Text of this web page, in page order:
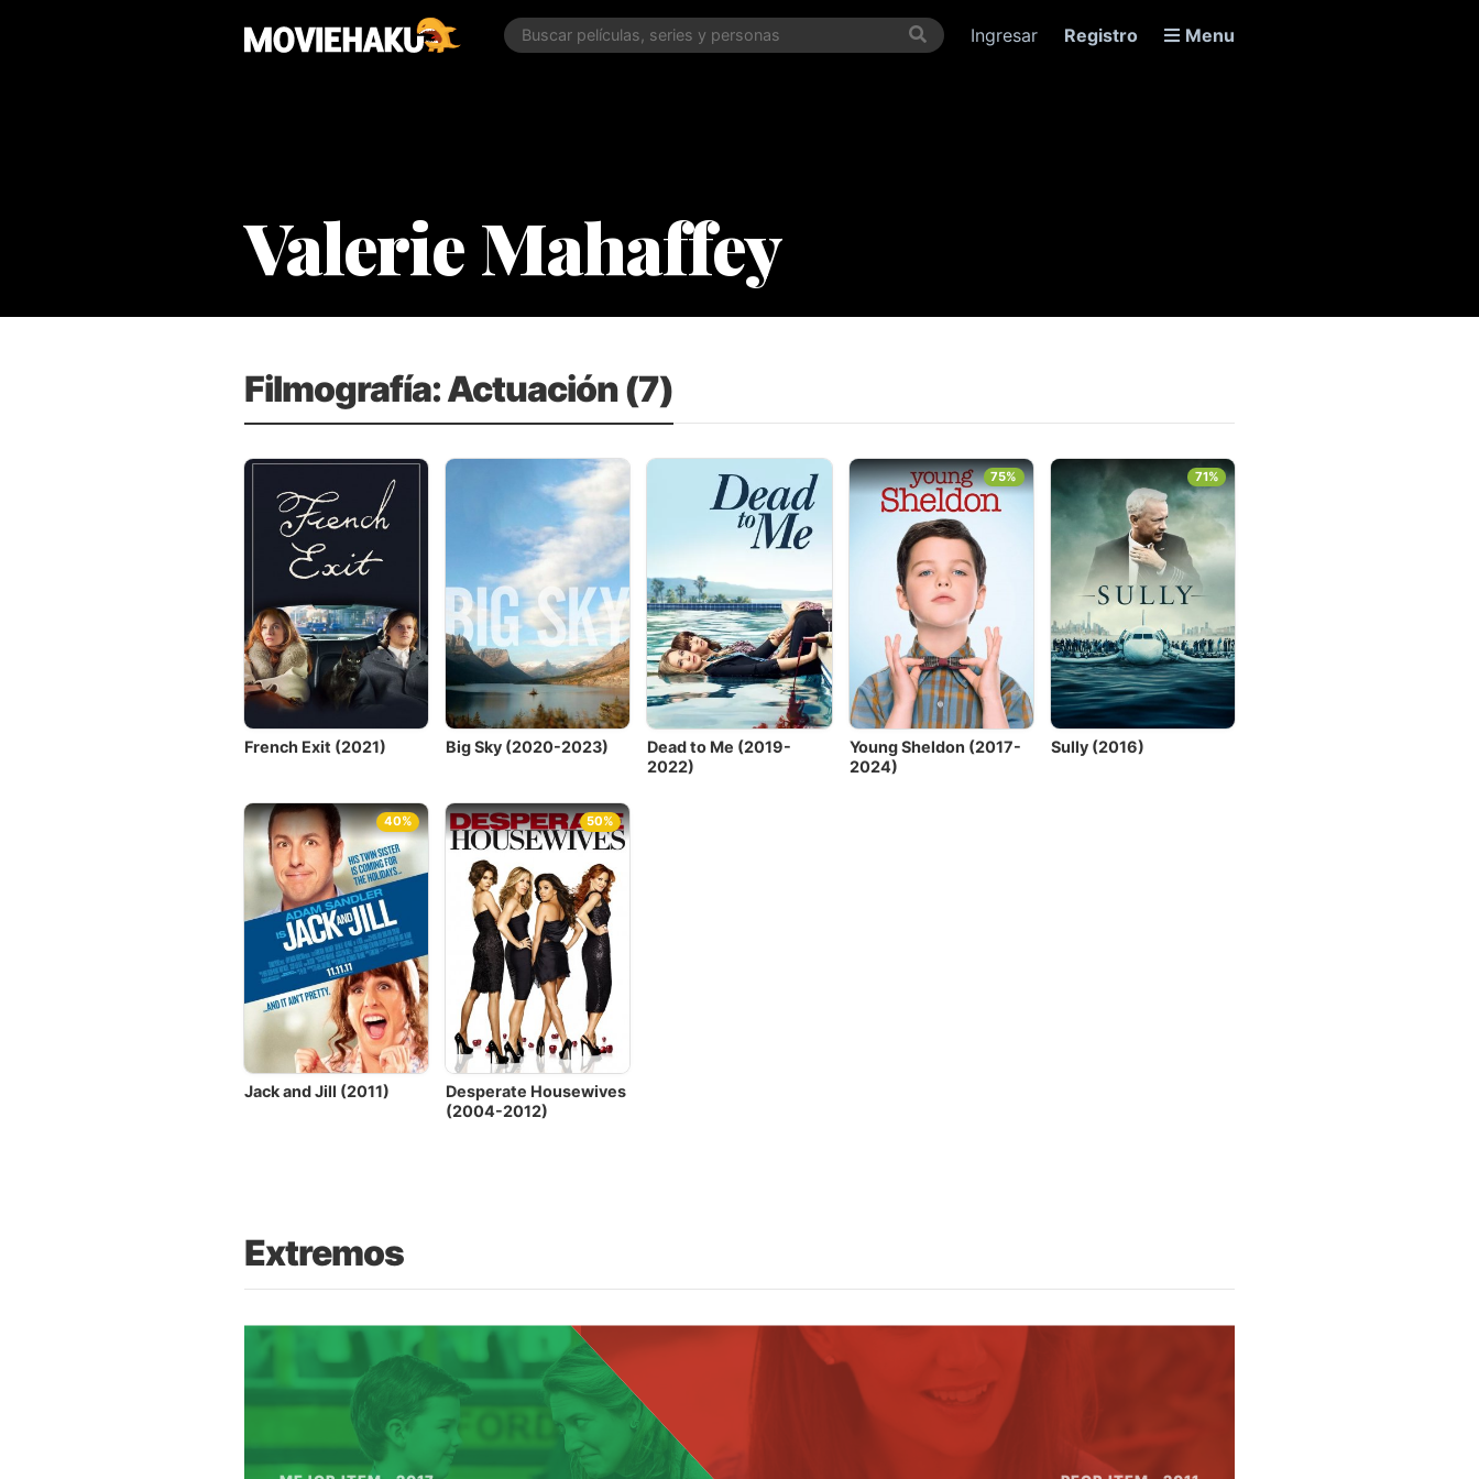
Ingresar Registro Menu
Valerie Mahaffey
Filmografía: Actuación (7)
French Exit (2021) Big Sky (2020-2023)
Dead to Me (2019-
2022)
Young Sheldon (2017-
2024)
75%
Sully (2016)
71%
Jack and Jill (2011)
40%
Desperate Housewives
(2004-2012)
50%
Extremos